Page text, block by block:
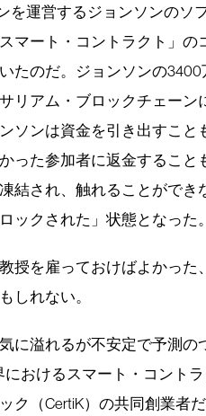
を運営するジョンソンのソ
マート・コントラクト」の
たのだ。ジョンソンの3400
リアム・ブロックチェーン
ソンは資金を引き出すこと
った参加者に返金すること
結され、触れることができ
ックされた」状態となった。
授を雇っておけばよかった
しれない。
に溢れるが不安定で予測の
におけるスマート・コント
ク（CertiK）の共同創業者